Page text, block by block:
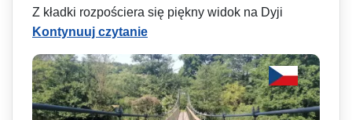
Z kładki rozpościera się piękny widok na Dyji
Kontynuuj czytanie